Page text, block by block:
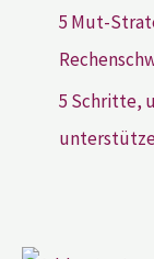
5 Mut-
5 Schritte,